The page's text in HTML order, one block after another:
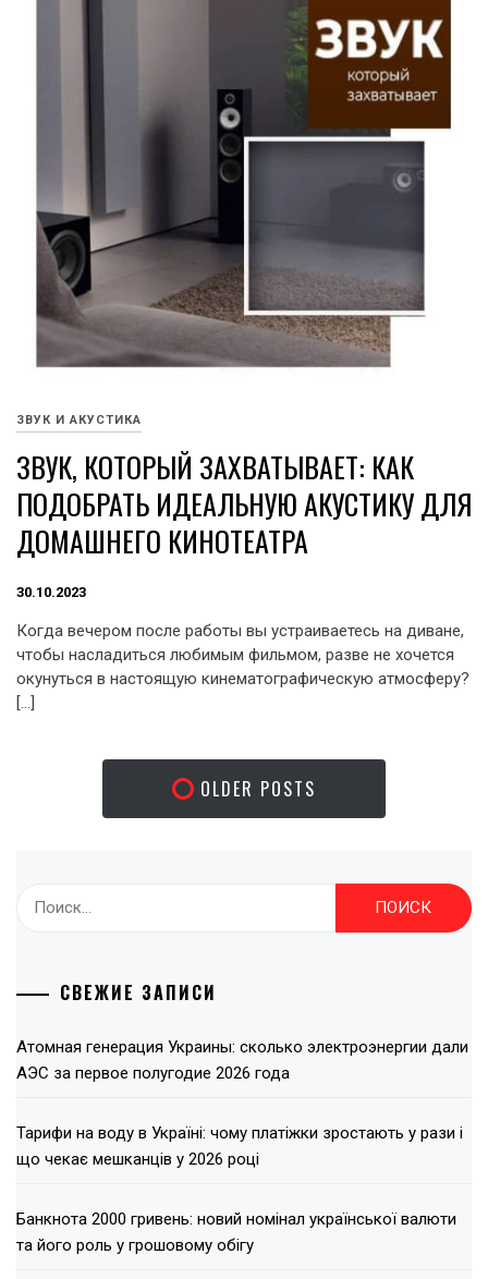
ЗВУК И АКУСТИКА
ЗВУК, КОТОРЫЙ ЗАХВАТЫВАЕТ: КАК
ПОДОБРАТЬ ИДЕАЛЬНУЮ АКУСТИКУ ДЛЯ
ДОМАШНЕГО КИНОТЕАТРА
30.10.2023
Когда вечером после работы вы устраиваетесь на диване,
чтобы насладиться любимым фильмом, разве не хочется
окунуться в настоящую кинематографическую атмосферу?
[…]
OLDER POSTS
СВЕЖИЕ ЗАПИСИ
Атомная генерация Украины: сколько электроэнергии дали
АЭС за первое полугодие 2026 года
Тарифи на воду в Україні: чому платіжки зростають у рази і
що чекає мешканців у 2026 році
Банкнота 2000 гривень: новий номінал української валюти
та його роль у грошовому обігу